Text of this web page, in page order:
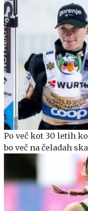
Po več kot 30 letih
bo več na čeladah